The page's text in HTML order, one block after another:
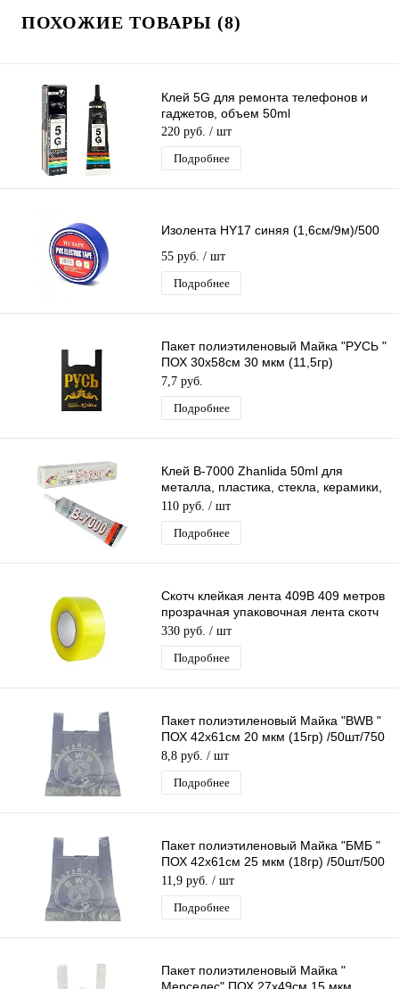
ПОХОЖИЕ ТОВАРЫ (8)
Клей 5G для ремонта телефонов и
гаджетов, объем 50ml
220 руб. / шт
Подробнее
Изолента HY17 синяя (1,6см/9м)/500
55 руб. / шт
Подробнее
Пакет полиэтиленовый Майка "РУСЬ "
ПОХ 30х58см 30 мкм (11,5гр)
/50шт/750 шт*меш, 1ШТ.
7,7 руб.
Подробнее
Клей B-7000 Zhanlida 50ml для
металла, пластика, стекла, керамики,
дерева, кожи, резины
110 руб. / шт
Подробнее
Скотч клейкая лента 409B 409 метров
прозрачная упаковочная лента скотч
55мм х 409м
330 руб. / шт
Подробнее
Пакет полиэтиленовый Майка "BWB "
ПОХ 42х61см 20 мкм (15гр) /50шт/750
шт*меш, 1ШТ.
8,8 руб. / шт
Подробнее
Пакет полиэтиленовый Майка "БМБ "
ПОХ 42х61см 25 мкм (18гр) /50шт/500
шт*меш
11,9 руб. / шт
Подробнее
Пакет полиэтиленовый Майка "